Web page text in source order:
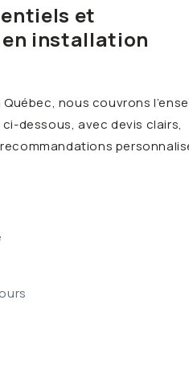
et
installation
nous couvrons
dessous, avec devis clairs,